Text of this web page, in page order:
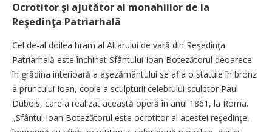
Ocrotitor şi ajutător al monahiilor de la
Reşedinţa Patriarhală
Cel de-al doilea hram al Altarului de vară din Reşedinţa
Patriarhală este închinat Sfântului Ioan Botezătorul deoarece
în grădina interioară a aşezământului se afla o statuie în bronz
a pruncului Ioan, copie a sculpturii celebrului sculptor Paul
Dubois, care a realizat această operă în anul 1861, la Roma.
„Sfântul Ioan Botezătorul este ocrotitor al acestei reşedinţe,